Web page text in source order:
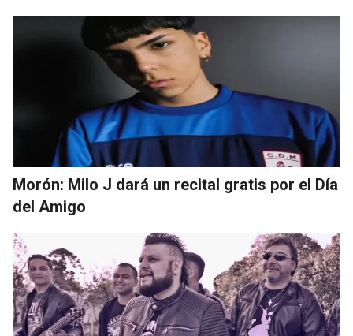
Morón: Milo J dará un recital gratis por el Día
del Amigo